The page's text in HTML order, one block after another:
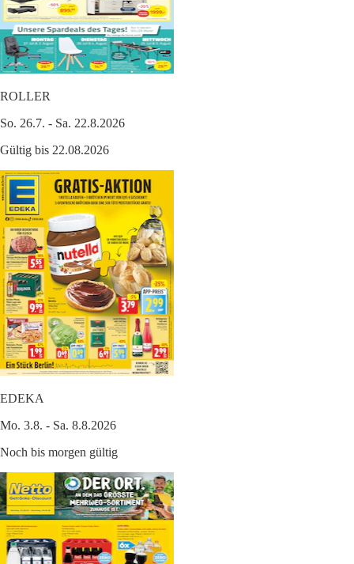
ROLLER
So. 26.7. - Sa. 22.8.2026
Gültig bis 22.08.2026
EDEKA
Mo. 3.8. - Sa. 8.8.2026
Noch bis morgen gültig